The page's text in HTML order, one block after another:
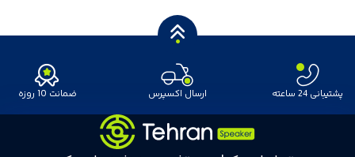
پشتیبانی 24 ساعته ارسال اکسپرس ضمانت 10 روزه